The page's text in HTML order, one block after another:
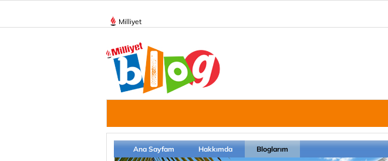
Milliyet
Ana Sayfam Hakkımda Bloglarım